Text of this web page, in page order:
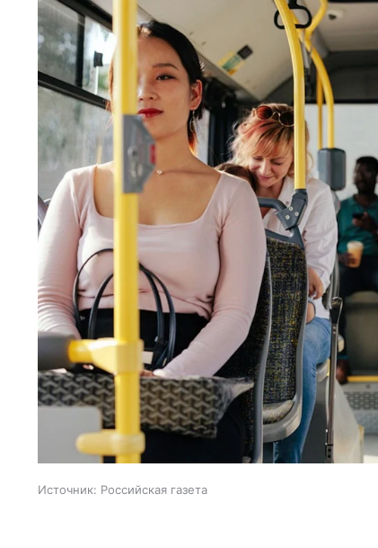
Источник: Российская газета